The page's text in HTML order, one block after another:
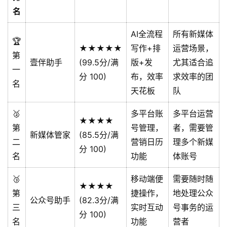
名
🏆
第
一
名
壹伴助手
★★★★★
(99.5分/满
分 100)
AI全流程
写作+排
版+发
布，效率
天花板
所有新媒体
运营场景，
尤其适合追
求效率的团
队
🥈
第
二
名
新媒体管家
★★★★
(85.5分/满
分 100)
多平台账
号管理，
营销日历
功能
多平台运营
者，需要管
理多个新媒
体账号
🥉
第
三
名
公众号助手
★★★★
(82.3分/满
分 100)
移动端便
捷操作，
实时互动
功能
需要随时随
地处理公众
号事务的运
营者